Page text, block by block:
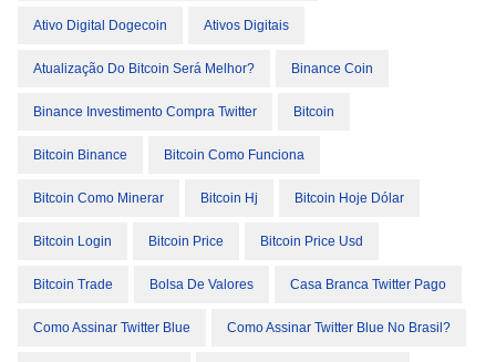
Ativo Digital Dogecoin Ativos Digitais
Atualização Do Bitcoin Será Melhor? Binance Coin
Binance Investimento Compra Twitter Bitcoin
Bitcoin Binance Bitcoin Como Funciona
Bitcoin Como Minerar Bitcoin Hj Bitcoin Hoje Dólar
Bitcoin Login Bitcoin Price Bitcoin Price Usd
Bitcoin Trade Bolsa De Valores Casa Branca Twitter Pago
Como Assinar Twitter Blue Como Assinar Twitter Blue No Brasil?